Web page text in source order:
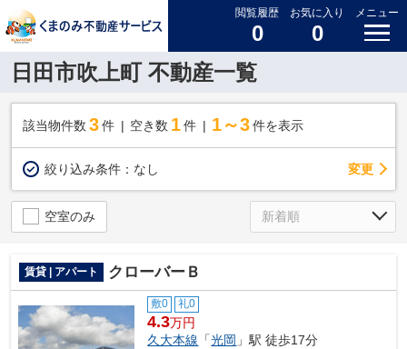
閲覧履歴
0
お気に入り
0
メニュー
日田市吹上町 不動産一覧
該当物件数 3件 空き数 1 件 1～3 件を表示
絞り込み条件： なし 変更
空室のみ
賃貸 | アパート クローバーＢ
敷0 礼0
4.3万円
久大本線 「光岡 」駅 徒歩17分